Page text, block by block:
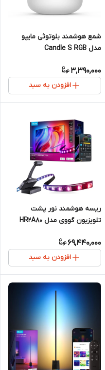
شمع هوشمند بلوتوثی مایپو
مدل Candle S RGB
3,390,000
افزودن به سبد
ریسه هوشمند نور پشت
تلویزیون گووی مدل HR2A80
69,440,000
افزودن به سبد